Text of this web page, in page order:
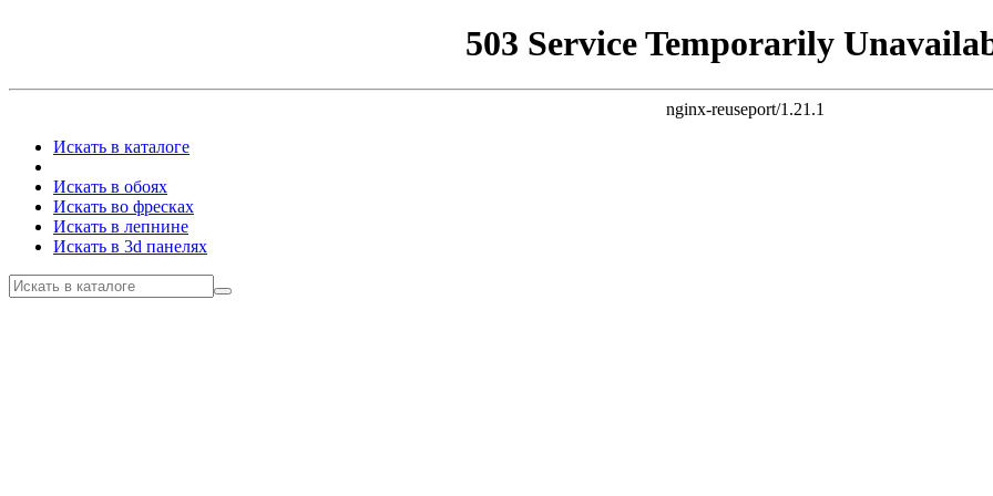
503 Service Temporarily
nginx-reuseport/1.21.1
Искать в каталоге
Искать в обоях
Искать во фресках
Искать в лепнине
Искать в 3d панелях